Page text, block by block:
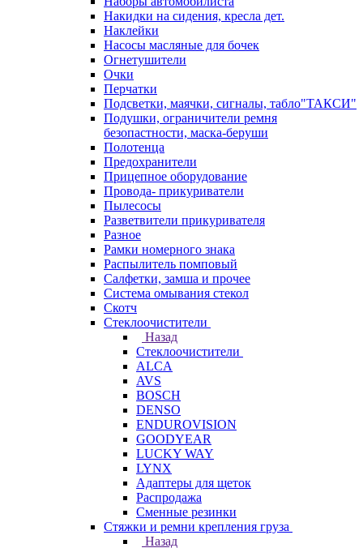
Накидки на сидения, кресла дет.
Наклейки
Насосы масляные для бочек
Огнетушители
Очки
Перчатки
Подсветки, маячки, сигналы, табло"ТАКСИ"
Подушки, ограничители ремня
безопастности, маска-беруши
Полотенца
Предохранители
Прицепное оборудование
Провода- прикуриватели
Пылесосы
Разветвители прикуривателя
Разное
Рамки номерного знака
Распылитель помповый
Салфетки, замша и прочее
Система омывания стекол
Скотч
Стеклоочистители
Назад
Стеклоочистители
ALCA
AVS
BOSCH
DENSO
ENDUROVISION
GOODYEAR
LUCKY WAY
LYNX
Адаптеры для щеток
Распродажа
Сменные резинки
Стяжки и ремни крепления груза
Назад